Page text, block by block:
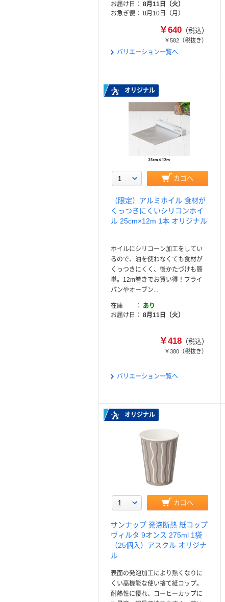
お届け日
8月11日（火）
お急ぎ便
8月10日（月）
￥640（税込）
￥582（税抜き）
バリエーション一覧へ
オリジナル
カゴへ
（限定）アルミホイル 食材が
くっつきにくいシリコンホイ
ル 25cm×12m 1本 オリジナル
ホイルにシリコーン加工をしてい
るので、油を使わなくても食材が
くっつきにくく、後かたづけも簡
単。12m巻きでお買い得！フライ
パンやオーブン...
在庫
あり
お届け日
8月11日（火）
￥418（税込）
￥380（税抜き）
バリエーション一覧へ
オリジナル
カゴへ
サンナップ 発泡断熱 紙コップ
ヴィルタ 9オンス 275ml 1袋
（25個入）アスクル オリジナ
ル
表面の発泡加工により熱くなりに
くい高機能な使い捨て紙コップ。
耐熱性に優れ、コーヒーカップに